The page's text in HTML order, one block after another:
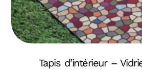
Tapis d’intérieur –